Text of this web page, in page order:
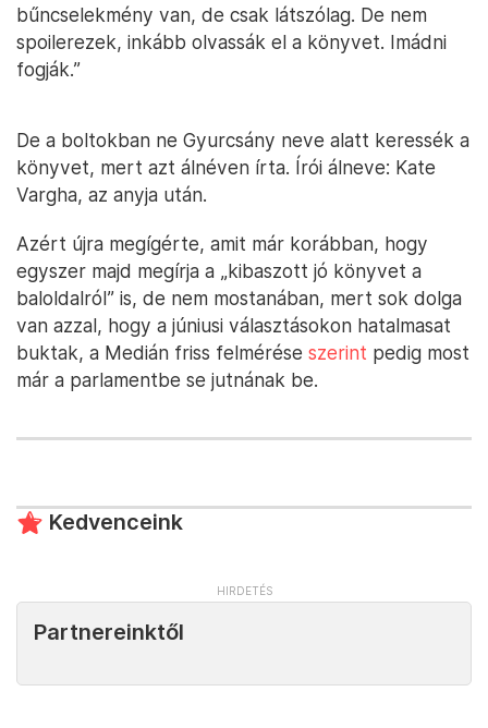
bűncselekmény van, de csak látszólag. De nem
spoilerezek, inkább olvassák el a könyvet. Imádni
fogják.”
De a boltokban ne Gyurcsány neve alatt keressék a
könyvet, mert azt álnéven írta. Írói álneve: Kate
Vargha, az anyja után.
Azért újra megígérte, amit már korábban, hogy
egyszer majd megírja a „kibaszott jó könyvet a
baloldalról” is, de nem mostanában, mert sok dolga
van azzal, hogy a júniusi választásokon hatalmasat
buktak, a Medián friss felmérése szerint pedig most
már a parlamentbe se jutnának be.
Kedvenceink
Partnereinktől